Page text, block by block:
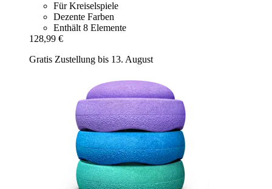
Für Kreiselspiele
Dezente Farben
Enthält 8 Elemente
128,99 €
Gratis Zustellung bis 13. August